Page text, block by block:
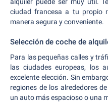
ciudad francesa a tu propio
manera segura y conveniente.
Selección de coche de
Para las pequeñas calles y
las ciudades europeas, los
excelente elección. Sin
regiones de los alrededores
un auto más espacioso o una